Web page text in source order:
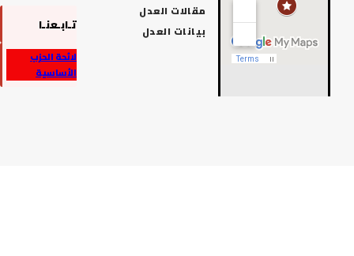
مقالات العدل
بيانات العدل
تـابـعنـا
لائحة الحزب
الأساسية